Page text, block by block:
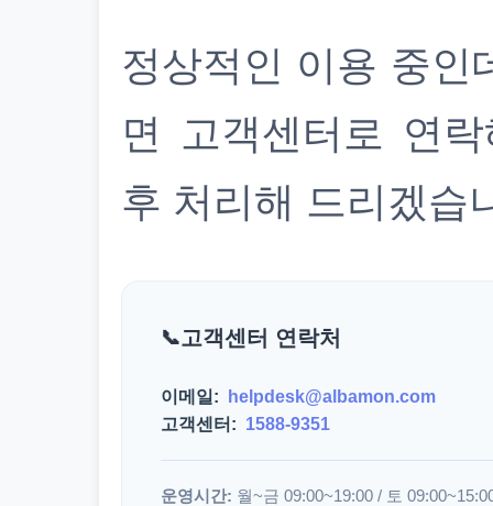
정상적인 이용 중인
면 고객센터로 연
후 처리해 드리겠습
고객센터 연락처
이메일:
helpdesk@albamon.com
고객센터: 1588-9351
운영시간: 월~금 09:00~19:00 / 토